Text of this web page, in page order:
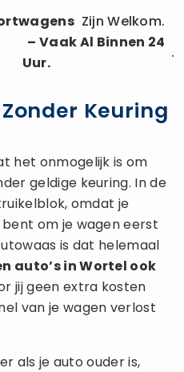
Zijn Welkom.
– Vaak Al Binnen 24
Uur.
.
Keuring
het onmogelijk is om
geldige keuring. In de
omdat je
om je wagen eerst
is dat helemaal
auto’s in Wortel ook
jij geen extra kosten
van je wagen verlost
als je auto ouder is,